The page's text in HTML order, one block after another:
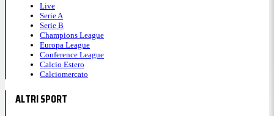
Live
Serie A
Serie B
Champions League
Europa League
Conference League
Calcio Estero
Calciomercato
ALTRI SPORT